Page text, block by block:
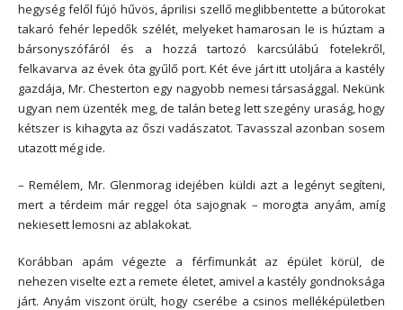
hegység felől fújó hűvös, áprilisi szellő meglibbentette a bútorokat
takaró fehér lepedők szélét, melyeket hamarosan le is húztam a
bársonyszófáról és a hozzá tartozó karcsúlábú fotelekről,
felkavarva az évek óta gyűlő port. Két éve járt itt utoljára a kastély
gazdája, Mr. Chesterton egy nagyobb nemesi társasággal. Nekünk
ugyan nem üzenték meg, de talán beteg lett szegény uraság, hogy
kétszer is kihagyta az őszi vadászatot. Tavasszal azonban sosem
utazott még ide.
– Remélem, Mr. Glenmorag idejében küldi azt a legényt segíteni,
mert a térdeim már reggel óta sajognak – morogta anyám, amíg
nekiesett lemosni az ablakokat.
Korábban apám végezte a férfimunkát az épület körül, de
nehezen viselte ezt a remete életet, amivel a kastély gondnoksága
járt. Anyám viszont örült, hogy cserébe a csinos melléképületben